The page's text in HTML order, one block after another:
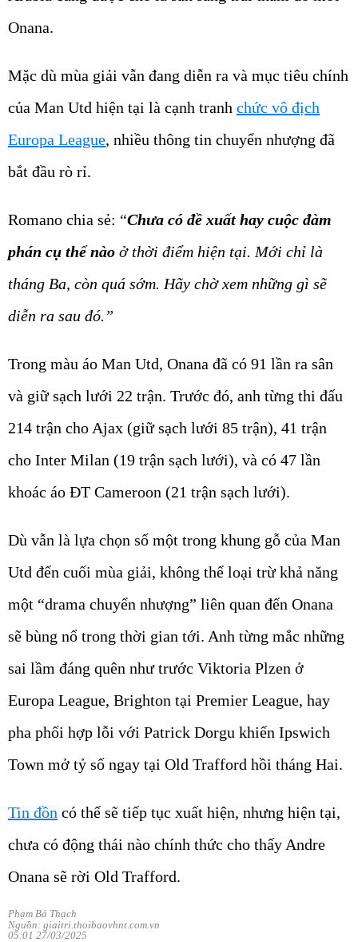
Onana.
Mặc dù mùa giải vẫn đang diễn ra và mục tiêu chính
của Man Utd hiện tại là cạnh tranh chức vô địch
Europa League, nhiều thông tin chuyển nhượng đã
bắt đầu rò rỉ.
Romano chia sẻ: “Chưa có đề xuất hay cuộc đàm
phán cụ thể nào ở thời điểm hiện tại. Mới chỉ là
tháng Ba, còn quá sớm. Hãy chờ xem những gì sẽ
diễn ra sau đó.”
Trong màu áo Man Utd, Onana đã có 91 lần ra sân
và giữ sạch lưới 22 trận. Trước đó, anh từng thi đấu
214 trận cho Ajax (giữ sạch lưới 85 trận), 41 trận
cho Inter Milan (19 trận sạch lưới), và có 47 lần
khoác áo ĐT Cameroon (21 trận sạch lưới).
Dù vẫn là lựa chọn số một trong khung gỗ của Man
Utd đến cuối mùa giải, không thể loại trừ khả năng
một “drama chuyển nhượng” liên quan đến Onana
sẽ bùng nổ trong thời gian tới. Anh từng mắc những
sai lầm đáng quên như trước Viktoria Plzen ở
Europa League, Brighton tại Premier League, hay
pha phối hợp lỗi với Patrick Dorgu khiến Ipswich
Town mở tỷ số ngay tại Old Trafford hồi tháng Hai.
Tin đồn có thể sẽ tiếp tục xuất hiện, nhưng hiện tại,
chưa có động thái nào chính thức cho thấy Andre
Onana sẽ rời Old Trafford.
Phạm Bá Thạch
Nguồn: giaitri.thoibaovhnt.com.vn
05:01 27/03/2025